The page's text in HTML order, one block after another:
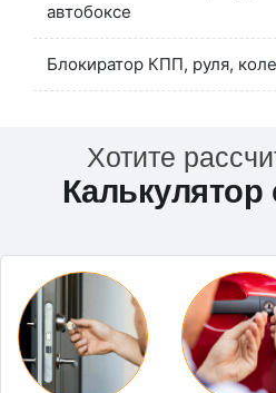
автобоксе
Блокиратор КПП, руля,
Хотите
Калькулятор